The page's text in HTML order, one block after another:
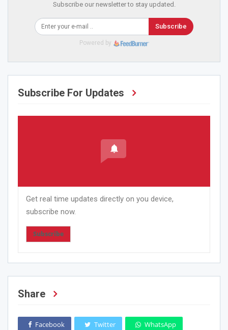
Subscribe our newsletter to stay updated.
Subscribe
Powered by
Subscribe For Updates
Get real time updates directly on you device,
subscribe now.
Subscribe
Share
Facebook Twitter WhatsApp